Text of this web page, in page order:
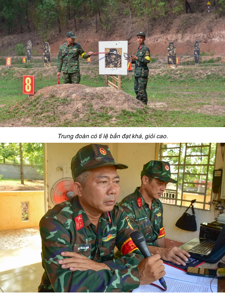
Trung đoàn có tỉ lệ bắn đạt khá, giỏi cao.